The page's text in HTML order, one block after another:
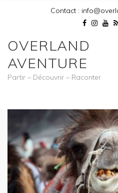
Contact :
OVERLAND
AVENTURE
Partir – Découvrir – Raconter